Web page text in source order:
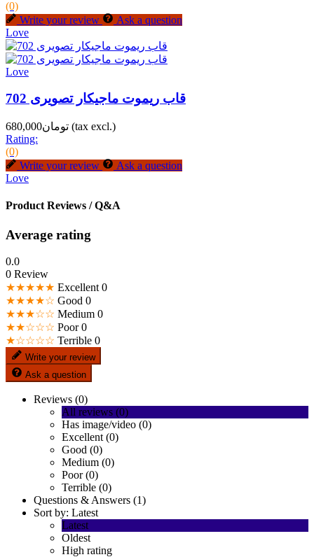
(0)
Write your review
Ask a question
Love
Love
قاب ریموت ماجیکار تصویری 702
تومان680,000 (tax excl.)
Rating:
(0)
Write your review
Ask a question
Love
Product Reviews / Q&A
Average rating
0.0
0 Review
★★★★★ Excellent 0
★★★★☆ Good 0
★★★☆☆ Medium 0
★★☆☆☆ Poor 0
★☆☆☆☆ Terrible 0
Write your review
Ask a question
Reviews (0)
All reviews (0)
Has image/video (0)
Excellent (0)
Good (0)
Medium (0)
Poor (0)
Terrible (0)
Questions & Answers (1)
Sort by: Latest
Latest
Oldest
High rating